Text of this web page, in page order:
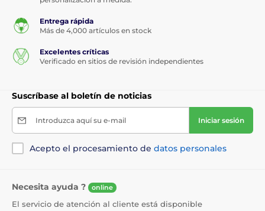
Entrega rápida
Más de 4,000 artículos en stock
Excelentes críticas
Verificado en sitios de revisión independientes
Suscríbase al boletín de noticias
Introduzca aquí su e-mail Iniciar sesión
Acepto el procesamiento de datos personales
Necesita ayuda ? online
El servicio de atención al cliente está disponible